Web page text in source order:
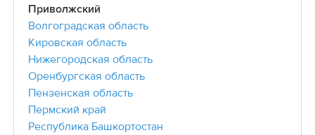
Приволжский
Волгоградская область
Кировская область
Нижегородская область
Оренбургская область
Пензенская область
Пермский край
Республика Башкортостан